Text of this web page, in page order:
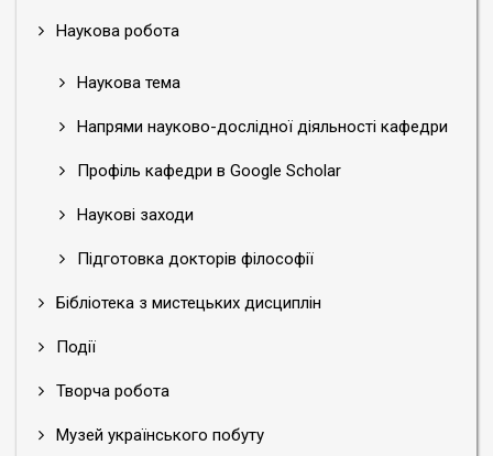
Наукова робота
Наукова тема
Напрями науково-дослідної діяльності кафедри
Профіль кафедри в Google Scholar
Наукові заходи
Підготовка докторів філософії
Бібліотека з мистецьких дисциплін
Події
Творча робота
Музей українського побуту